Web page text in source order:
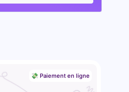
💸 Paiement en ligne